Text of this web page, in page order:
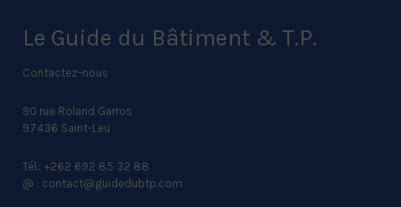
Le Guide du Bâtiment & T.P.
Contactez-nous
90 rue Roland Garros
97436 Saint-Leu
Tél.: +262 692 85 32 88
@ : contact@guidedubtp.com